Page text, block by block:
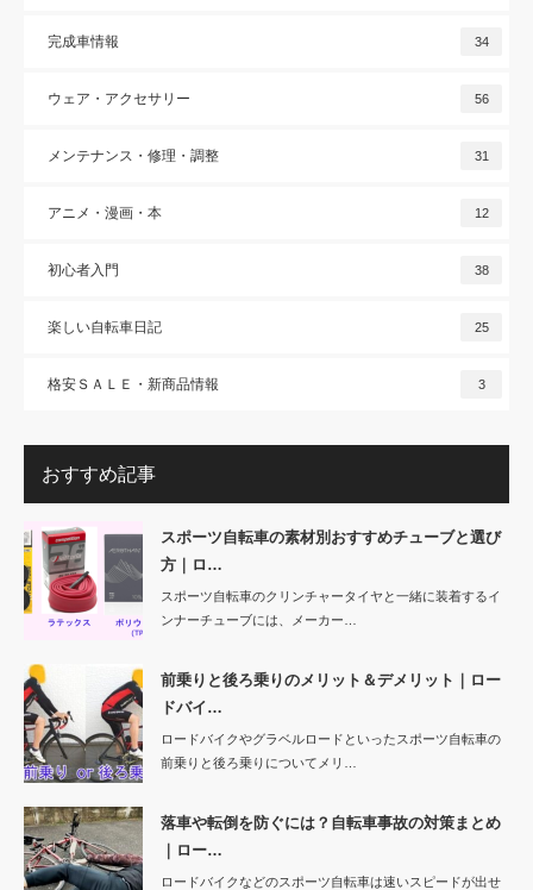
完成車情報 34
ウェア・アクセサリー 56
メンテナンス・修理・調整 31
アニメ・漫画・本 12
初心者入門 38
楽しい自転車日記 25
格安ＳＡＬＥ・新商品情報 3
おすすめ記事
スポーツ自転車の素材別おすすめチューブと選び
方｜ロ…
スポーツ自転車のクリンチャータイヤと一緒に装着するイ
ンナーチューブには、メーカー…
前乗りと後ろ乗りのメリット＆デメリット｜ロー
ドバイ…
ロードバイクやグラベルロードといったスポーツ自転車の
前乗りと後ろ乗りについてメリ…
落車や転倒を防ぐには？自転車事故の対策まとめ
｜ロー…
ロードバイクなどのスポーツ自転車は速いスピードが出せ